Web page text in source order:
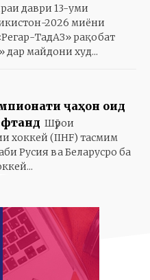
даври 13-уми
2026 миёни
ТадАЗ» рақобат
дар майдони худ...
ҷаҳон оид
Шӯрои
хоккей (IIHF) тасмим
Русия ва Беларусро ба